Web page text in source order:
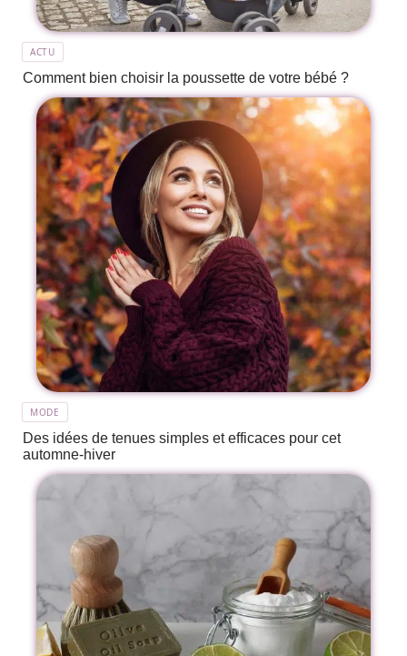
ACTU
Comment bien choisir la poussette de votre bébé ?
MODE
Des idées de tenues simples et efficaces pour cet
automne-hiver